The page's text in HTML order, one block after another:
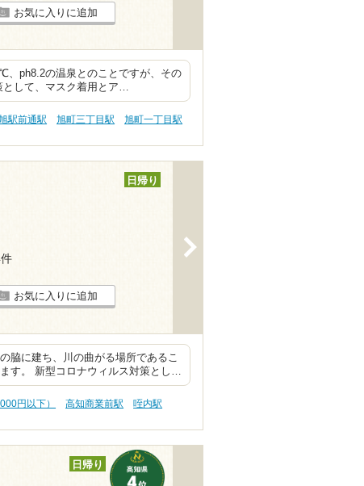
お気に入りに追加
、ph8.2の温泉とのことですが、その
として、マスク着用とア…
駅前通駅 旭町三丁目駅
旭町一丁目駅
日帰り
お気に入りに追加
脇に建ち、川の曲がる場所であるこ
す。 新型コロナウィルス対策とし…
円以下） 高知商業前駅
咥内駅
日帰り